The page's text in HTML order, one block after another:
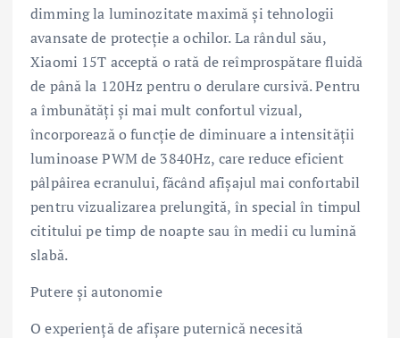
dimming la luminozitate maximă și tehnologii
avansate de protecție a ochilor. La rândul său,
Xiaomi 15T acceptă o rată de reîmprospătare fluidă
de până la 120Hz pentru o derulare cursivă. Pentru
a îmbunătăți și mai mult confortul vizual,
încorporează o funcție de diminuare a intensității
luminoase PWM de 3840Hz, care reduce eficient
pâlpâirea ecranului, făcând afișajul mai confortabil
pentru vizualizarea prelungită, în special în timpul
cititului pe timp de noapte sau în medii cu lumină
slabă.
Putere și autonomie
O experiență de afișare puternică necesită